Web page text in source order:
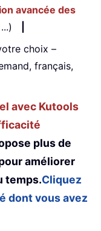
avancée des
...)
choix –
français,
avec Kutools
plus de
améliorer
temps.Cliquez
dont vous avez